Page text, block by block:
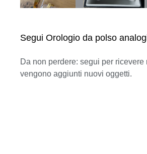
Segui Orologio da polso
Da non perdere: segui per
vengono aggiunti nuovi oggetti.